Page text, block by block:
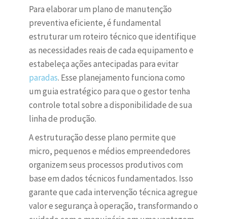
Para elaborar um plano de manutenção
preventiva eficiente, é fundamental
estruturar um roteiro técnico que identifique
as necessidades reais de cada equipamento e
estabeleça ações antecipadas para evitar
paradas. Esse planejamento funciona como
um guia estratégico para que o gestor tenha
controle total sobre a disponibilidade de sua
linha de produção.
A estruturação desse plano permite que
micro, pequenos e médios empreendedores
organizem seus processos produtivos com
base em dados técnicos fundamentados. Isso
garante que cada intervenção técnica agregue
valor e segurança à operação, transformando o